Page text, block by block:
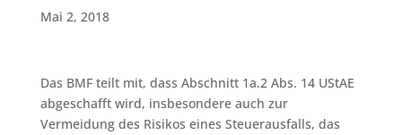
Mai 2, 2018
Das BMF teilt mit, dass Abschnitt 1a.2 Abs. 14 UStAE
abgeschafft wird, insbesondere auch zur
Vermeidung des Risikos eines Steuerausfalls, das